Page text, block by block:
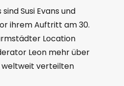
Susi Evans und
ihrem Auftritt am 30.
Location
Leon mehr über
weltweit verteilten